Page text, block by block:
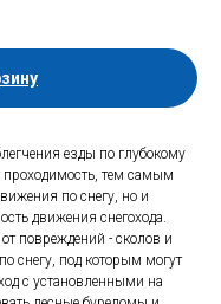
езды по глубокому
проходимость, тем самым
по снегу, но и
движения снегохода.
повреждений - сколов и
снегу, под которым могут
с установленными на